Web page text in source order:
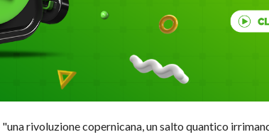
rivoluzione copernicana, un salto quantico